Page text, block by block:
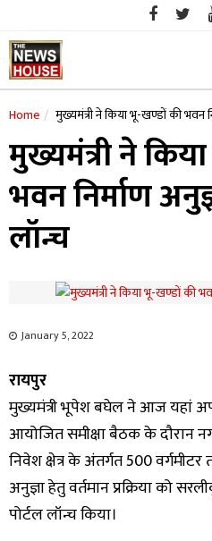
content
Home मुख्यमंत्री ने किया भू-खण्डों की भवन
मुख्यमंत्री ने
भवन निर्माण
लॉन्च
January 5, 2022
रायपुर
मुख्यमंत्री भूपेश बघेल ने आज यहां
आयोजित समीक्षा बैठक के दौरान
निवेश क्षेत्र के अंतर्गत 500
अनुज्ञा हेतु वर्तमान प्रक्रिया को
पोर्टल लॉन्च किया।